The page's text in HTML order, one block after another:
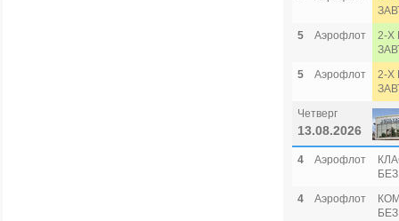
5
Аэрофлот
2-Х
5
Аэрофлот
2-Х
Четверг
13.08.2026
4 Аэрофлот
4
Аэрофлот